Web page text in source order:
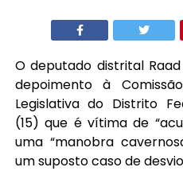
O deputado distrital
depoimento à
Legislativa do Distrito
(15) que é vítima de
uma “manobra
um suposto caso de